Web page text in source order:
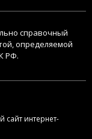
справочный
определяемой
РФ.
сайт интернет-